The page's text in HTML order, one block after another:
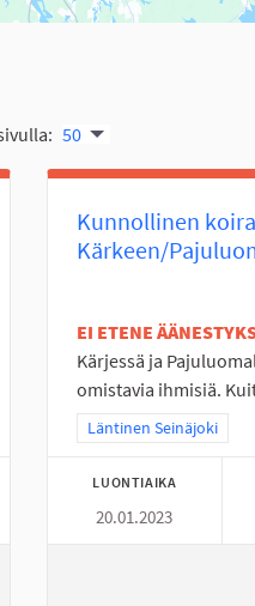
50
Kunnollinen
Kärkeen/
EI ETENE
Kärjessä ja
omistavia ihmisiä.
Rajaa tulokset teeman
Läntinen Seinäjoki
LUONTIAIKA
20.01.2023